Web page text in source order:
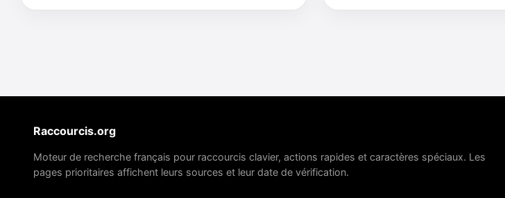
Raccourcis.org
Moteur de recherche français pour raccourcis clavier, actions rapides et caractères spéciaux. Les
pages prioritaires affichent leurs sources et leur date de vérification.